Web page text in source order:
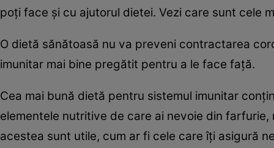
poţi face şi cu ajutorul dietei. Vezi care sunt cele
O dietă sănătoasă nu va preveni contractarea
imunitar mai bine pregătit pentru a le face faţă.
Cea mai bună dietă pentru sistemul imunitar
elementele nutritive de care ai nevoie din
acestea sunt utile, cum ar fi cele care îţi asigură